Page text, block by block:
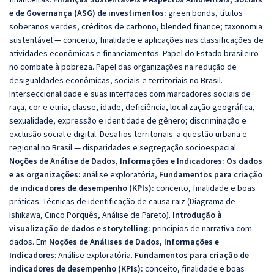
e de Governança (ASG) de investimentos: green bonds, títulos
soberanos verdes, créditos de carbono, blended finance; taxonomia
sustentável — conceito, finalidade e aplicações nas classificações de
atividades econômicas e financiamentos. Papel do Estado brasileiro
no combate à pobreza. Papel das organizações na redução de
desigualdades econômicas, sociais e territoriais no Brasil.
Interseccionalidade e suas interfaces com marcadores sociais de
raça, cor e etnia, classe, idade, deficiência, localização geográfica,
sexualidade, expressão e identidade de gênero; discriminação e
exclusão social e digital. Desafios territoriais: a questão urbana e
regional no Brasil — disparidades e segregação socioespacial.
Noções de Análise de Dados, Informações e Indicadores: Os dados
e as organizações: análise exploratória, Fundamentos para criação
de indicadores de desempenho (KPIs): conceito, finalidade e boas
práticas. Técnicas de identificação de causa raiz (Diagrama de
Ishikawa, Cinco Porquês, Análise de Pareto). Introdução à
visualização de dados e storytelling: princípios de narrativa com
dados. Em Noções de Análises de Dados, Informações e
Indicadores: Análise exploratória. Fundamentos para criação de
indicadores de desempenho (KPIs): conceito, finalidade e boas